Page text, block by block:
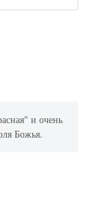
и очень
Божья.